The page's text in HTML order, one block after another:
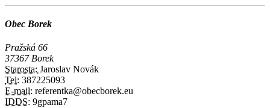
Obec Borek
Pražská 66
37367 Borek
Starosta: Jaroslav Novák
Tel: 387225093
E-mail: referentka@obecborek.eu
IDDS: 9gpama7